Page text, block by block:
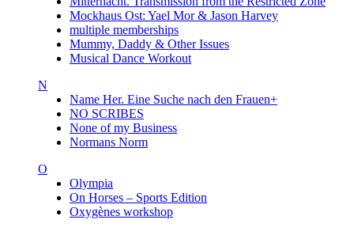
Mockhaus Ost: Yael Mor & Jason Harvey
multiple memberships
Mummy, Daddy & Other Issues
Musical Dance Workout
N
Name Her. Eine Suche nach den Frauen+
NO SCRIBES
None of my Business
Normans Norm
O
Olympia
On Horses – Sports Edition
Oxygènes workshop